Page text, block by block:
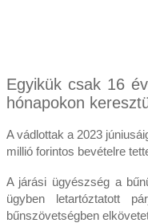
Egyikük csak 16
hónapokon
A vádlottak a 2023
millió forintos bevételre
A járási ügyészség a
ügyben letartóztatott
bűnszövetségben